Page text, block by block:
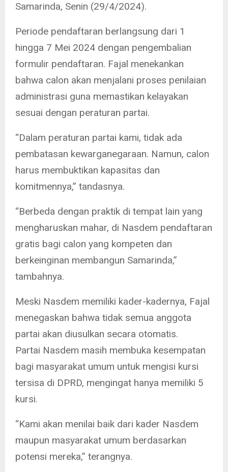
Samarinda, Senin (29/4/2024).
Periode pendaftaran berlangsung dari 1
hingga 7 Mei 2024 dengan pengembalian
formulir pendaftaran. Fajal menekankan
bahwa calon akan menjalani proses penilaian
administrasi guna memastikan kelayakan
sesuai dengan peraturan partai.
“Dalam peraturan partai kami, tidak ada
pembatasan kewarganegaraan. Namun, calon
harus membuktikan kapasitas dan
komitmennya,” tandasnya.
“Berbeda dengan praktik di tempat lain yang
mengharuskan mahar, di Nasdem pendaftaran
gratis bagi calon yang kompeten dan
berkeinginan membangun Samarinda,”
tambahnya.
Meski Nasdem memiliki kader-kadernya, Fajal
menegaskan bahwa tidak semua anggota
partai akan diusulkan secara otomatis.
Partai Nasdem masih membuka kesempatan
bagi masyarakat umum untuk mengisi kursi
tersisa di DPRD, mengingat hanya memiliki 5
kursi.
“Kami akan menilai baik dari kader Nasdem
maupun masyarakat umum berdasarkan
potensi mereka,” terangnya.